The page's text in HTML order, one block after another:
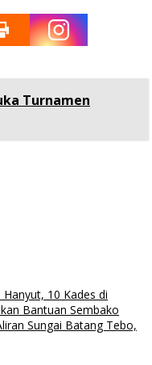
Turnamen
10 Kades di
Bantuan Sembako
Sungai Batang Tebo,